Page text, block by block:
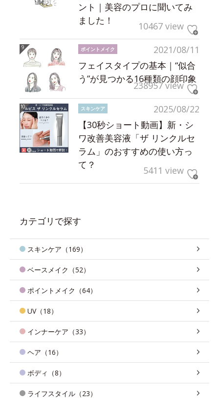
ント｜美容のプロに聞いてみ
ました！
10467 view
2021/08/11
ポイントメイク
フェイスタイプの基本｜“似合
う”が見つかる16種類の顔印象
238957 view
2025/08/22
スキンケア
【30秒ショート動画】新・シ
ワ改善美容液「ザ リンクルセ
ラム」のおすすめの使い方っ
て？
5411 view
カテゴリで探す
スキンケア（169）
ベースメイク（52）
ポイントメイク（64）
UV（18）
インナーケア（33）
ヘア（16）
ボディ（8）
ライフスタイル（23）